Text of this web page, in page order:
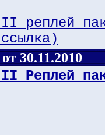
реплей
30.11.2010
Реплей